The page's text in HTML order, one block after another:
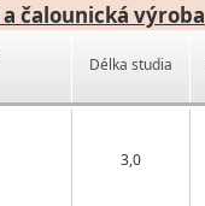
čalounická výroba
Délka studia
3,0